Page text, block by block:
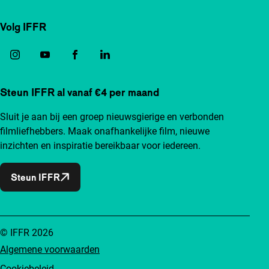
Volg IFFR
Steun IFFR al vanaf €4 per maand
Sluit je aan bij een groep nieuwsgierige en verbonden
filmliefhebbers. Maak onafhankelijke film, nieuwe
inzichten en inspiratie bereikbaar voor iedereen.
Steun IFFR
Algemene voorwaarden
© IFFR 2026